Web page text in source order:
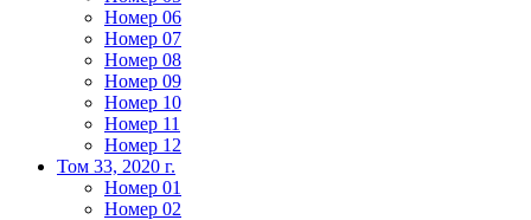
Номер 06
Номер 07
Номер 08
Номер 09
Номер 10
Номер 11
Номер 12
Том 33, 2020 г.
Номер 01
Номер 02